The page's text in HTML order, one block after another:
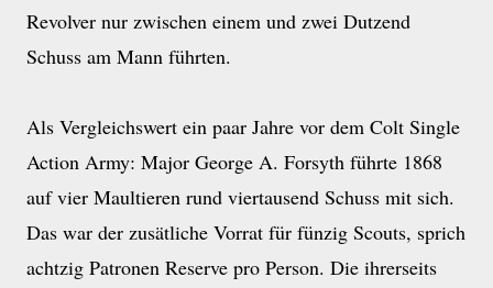
Revolver nur zwischen einem und zwei Dutzend
Schuss am Mann führten.
Als Vergleichswert ein paar Jahre vor dem Colt Single
Action Army: Major George A. Forsyth führte 1868
auf vier Maultieren rund viertausend Schuss mit sich.
Das war der zusätliche Vorrat für fünzig Scouts, sprich
achtzig Patronen Reserve pro Person. Die ihrerseits